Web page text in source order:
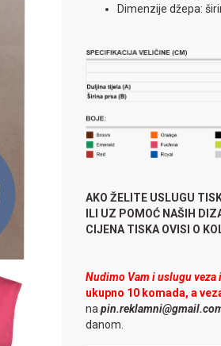
Dimenzije džepa:
AKO ŽELITE USLUGU
ILI UZ POMOĆ NAŠIH
CIJENA TISKA OVISI O
Nudimo Vam i uslugu veza
ukupno 10 komada, a
na
danom.